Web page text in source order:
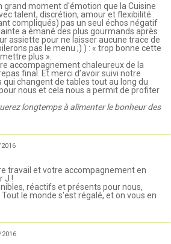
grand moment d'émotion que la Cuisine
talent, discrétion, amour et flexibilité.
compliqués) pas un seul échos négatif
a émané des plus gourmands après
assiette pour ne laisser aucune trace de
pas le menu ;) ) : « trop bonne cette
plus ».
accompagnement chaleureux de la
final. Et merci d’avoir suivi notre
qui changent de tables tout au long du
nous et cela nous a permit de profiter
longtemps à alimenter le bonheur des
travail et votre accompagnement en
J !
réactifs et présents pour nous,
le monde s'est régalé, et on vous en